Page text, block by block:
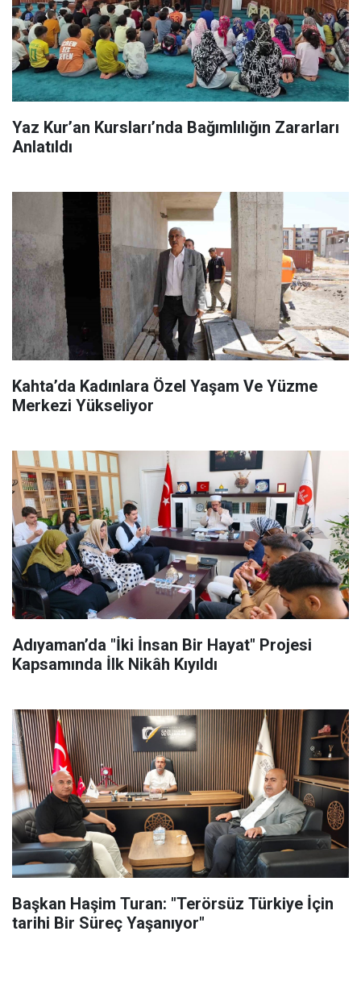
Yaz Kur’an Kursları’nda Bağımlılığın Zararları
Anlatıldı
Kahta’da Kadınlara Özel Yaşam Ve Yüzme
Merkezi Yükseliyor
Adıyaman’da "İki İnsan Bir Hayat" Projesi
Kapsamında İlk Nikâh Kıyıldı
Başkan Haşim Turan: "Terörsüz Türkiye İçin
tarihi Bir Süreç Yaşanıyor"